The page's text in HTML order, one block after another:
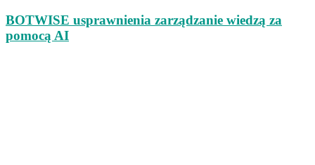
BOTWISE usprawnienia zarządzanie wiedzą za
pomocą AI